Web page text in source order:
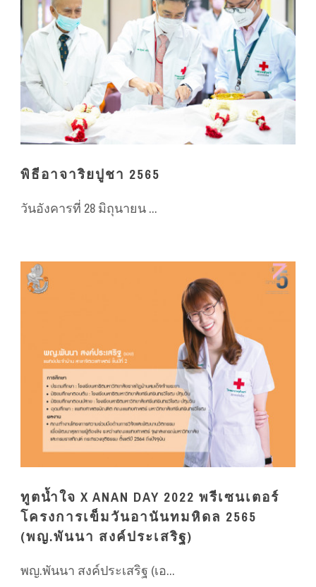
พิธีอาจาริยปูชา 2565
วันอังคารที่ 28 มิถุนายน ...
ทูตน้ำใจ X ANAN DAY 2022 พรีเซนเตอร์
โครงการเข็มวันอานันทมหิดล 2565
(พญ.พันนา สงค์ประเสริฐ)
พญ.พันนา สงค์ประเสริฐ (เอ...